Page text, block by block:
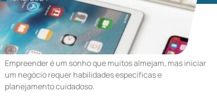
Empreender é um sonho que muitos almejam, mas iniciar
um negócio requer habilidades específicas e
planejamento cuidadoso.